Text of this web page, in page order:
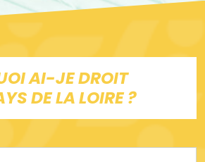
AI-JE DROIT
DE LA LOIRE ?